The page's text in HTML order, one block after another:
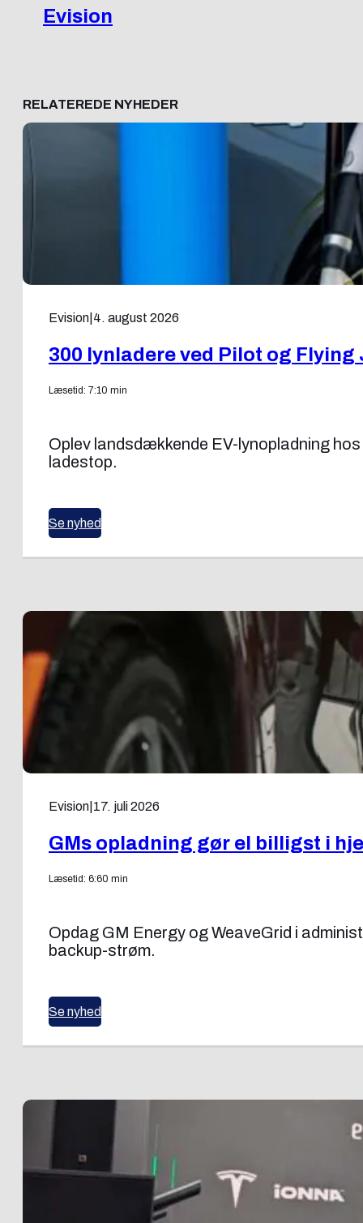
Evision
RELATEREDE NYHEDER
Evision 4. august 2026
300 lynladere ved Pilot og Flying
Læsetid: 7:10 min
Oplev landsdækkende EV-lynopladning
ladestop.
Se nyhed
Evision 17. juli 2026
GMs opladning gør el billigst i
Læsetid: 6:60 min
Opdag GM Energy og WeaveGrid i
backup-strøm.
Se nyhed